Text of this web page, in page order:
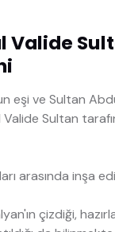
Valide
eşi ve Sultan
Sultan
arasında inşa
çizdiği,